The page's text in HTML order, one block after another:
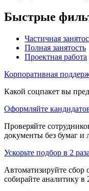
Быстрые
Частичная
Полная занятость
Проектная работа
Корпоративная
Какой соцпакет вы
Оформляйте
Проверяйте
документы без бумаг и
Ускорьте подбор в 2
Автоматизируйте сбор
собирайте аналитику в